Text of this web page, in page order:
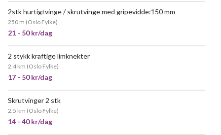
2stk hurtigtvinge / skrutvinge med gripevidde:150 mm
250 m (Oslo Fylke)
21 - 50 kr/dag
2 stykk kraftige limknekter
2.4 km (Oslo Fylke)
17 - 50 kr/dag
Skrutvinger 2 stk
2.5 km (Oslo Fylke)
14 - 40 kr/dag